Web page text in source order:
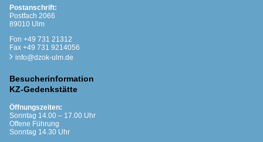
Postanschrift:
Postfach 2066
89010 Ulm
Fon +49 731 21312
Fax +49 731 9214056
info@dzok-ulm.de
Besucherinformation
KZ-Gedenkstätte
Öffnungszeiten:
Sonntag 14.00 – 17.00 Uhr
Offene Führung
Sonntag 14.30 Uhr